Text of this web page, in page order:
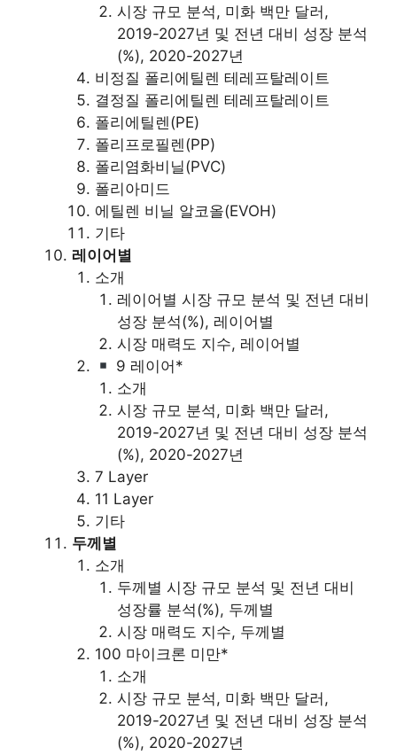
시장 규모 분석, 미화 백만 달러,
2019-2027년 및 전년 대비 성장 분석
(%), 2020-2027년
비정질 폴리에틸렌 테레프탈레이트
결정질 폴리에틸렌 테레프탈레이트
폴리에틸렌(PE)
폴리프로필렌(PP)
폴리염화비닐(PVC)
폴리아미드
에틸렌 비닐 알코올(EVOH)
기타
레이어별
소개
레이어별 시장 규모 분석 및 전년 대비
성장 분석(%), 레이어별
시장 매력도 지수, 레이어별
9 레이어*
소개
시장 규모 분석, 미화 백만 달러,
2019-2027년 및 전년 대비 성장 분석
(%), 2020-2027년
7 Layer
11 Layer
기타
두께별
소개
두께별 시장 규모 분석 및 전년 대비
성장률 분석(%), 두께별
시장 매력도 지수, 두께별
100 마이크론 미만*
소개
시장 규모 분석, 미화 백만 달러,
2019-2027년 및 전년 대비 성장 분석
(%), 2020-2027년